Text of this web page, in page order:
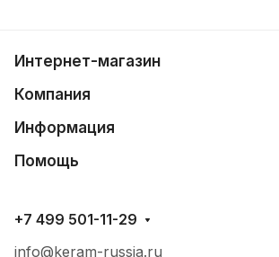
Интернет-магазин
Компания
Информация
Помощь
+7 499 501-11-29
info@keram-russia.ru